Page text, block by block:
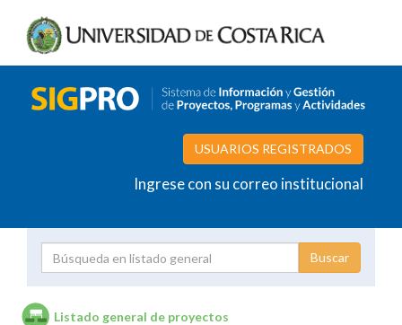
USUARIOS REGISTRADOS
Ingrese con su correo institucional
Listado general de proyectos